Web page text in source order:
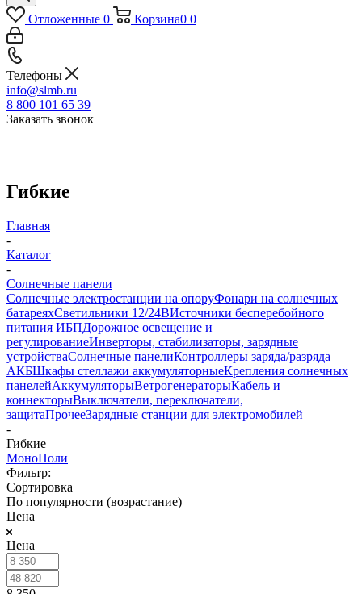
Отложенные 0 Корзина0 0
Телефоны
info@slmb.ru
8 800 101 65 39
Заказать звонок
Гибкие
Главная
-
Каталог
-
Солнечные панели
Солнечные электростанции на опоруФонари на солнечных
батареяхСветильники 12/24ВИсточники бесперебойного
питания ИБПДорожное освещение и
регулированиеИнверторы, стабилизаторы, зарядные
устройстваСолнечные панелиКонтроллеры заряда/разряда
АКБШкафы стеллажи аккумуляторныеКрепления солнечных
панелейАккумуляторыВетрогенераторыКабель и
коннекторыВыключатели, переключатели,
защитаПрочееЗарядные станции для электромобилей
-
Гибкие
МоноПоли
Фильтр:
Сортировка
По популярности (возрастание)
Цена
Цена